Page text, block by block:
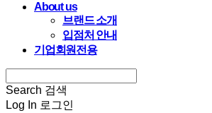
About us
브랜드 소개
입점처 안내
기업회원전용
Search 검색
Log In 로그인